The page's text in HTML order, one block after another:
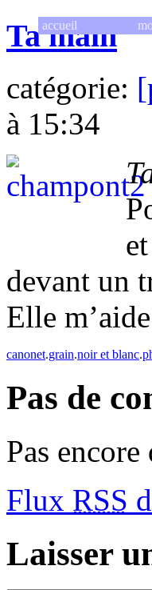
accueil
Ta main
catégorie:
à 15:34
devant un
Elle
canonet.grain.noir et blanc.
Pas de
Pas
Flux RSS
Laisser